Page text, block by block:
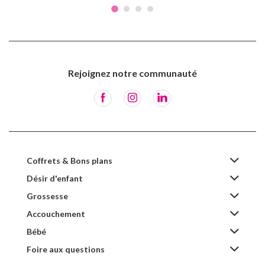
Rejoignez notre communauté
Coffrets & Bons plans
Désir d'enfant
Grossesse
Accouchement
Bébé
Foire aux questions